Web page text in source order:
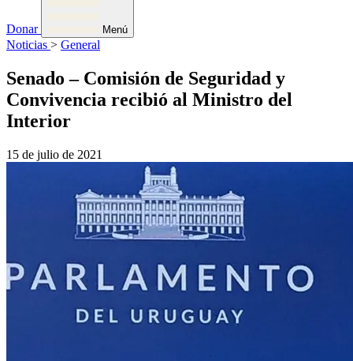
Donar Menú
Noticias > General
Senado – Comisión de Seguridad y
Convivencia recibió al Ministro del
Interior
15 de julio de 2021